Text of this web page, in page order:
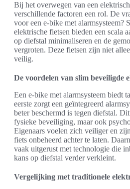
Bij het overwegen van een
verschillende factoren een rol. De
voor een e-bike met alarmsysteem?
elektrische fietsen bieden een scala
op diefstal minimaliseren en de
vergroten. Deze fietsen zijn niet
veilig.
De voordelen van slim beveiligde
Een e-bike met alarmsysteem biedt
eerste zorgt een geïntegreerd
beter beschermd is tegen diefstal.
fysieke beveiliging, maar ook
Eigenaars voelen zich veiliger en
fiets onbeheerd achter te laten.
vaak uitgerust met technologie die
kans op diefstal verder verkleint.
Vergelijking met traditionele